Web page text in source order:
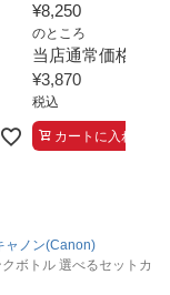
¥8,250
のところ
当店通常価格
¥3,870
税込
カートに入れる
ャノン(Canon)
ボトル 選べるセットカ